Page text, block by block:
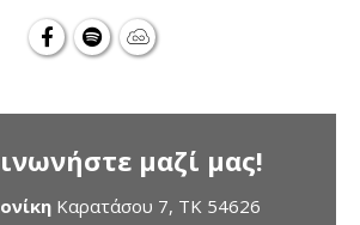
μαζί μας!
Καρατάσου 7, TK 54626